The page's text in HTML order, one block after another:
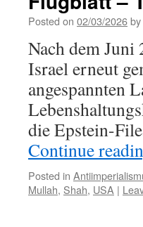
Posted on 02/03/2026by
Nach dem Juni
Israel erneut
angespannten
die Epstein-
Continue
Posted in
Mullah, Shah, USA |